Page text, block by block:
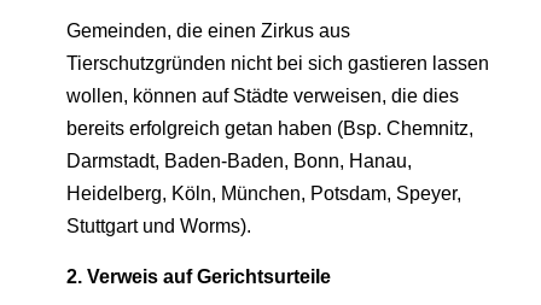
Gemeinden, die einen Zirkus aus
Tierschutzgründen nicht bei sich gastieren lassen
wollen, können auf Städte verweisen, die dies
bereits erfolgreich getan haben (Bsp. Chemnitz,
Darmstadt, Baden-Baden, Bonn, Hanau,
Heidelberg, Köln, München, Potsdam, Speyer,
Stuttgart und Worms).
2. Verweis auf Gerichtsurteile